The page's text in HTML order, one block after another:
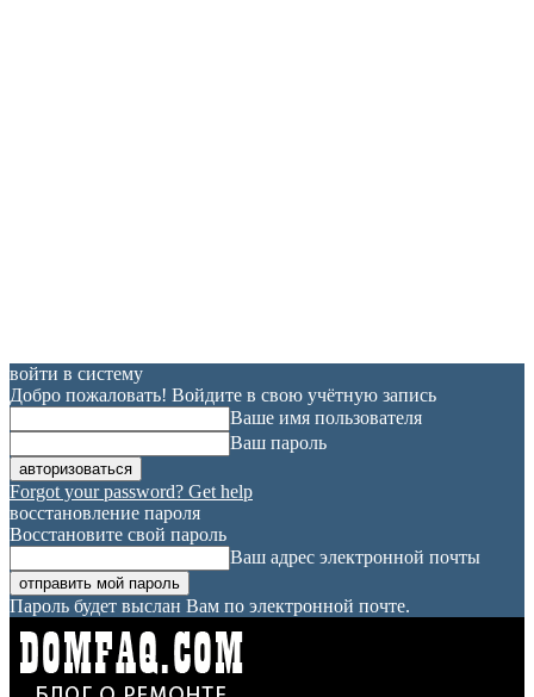
войти в систему
Добро пожаловать! Войдите в свою учётную запись
Ваше имя пользователя
Ваш пароль
Forgot your password? Get help
восстановление пароля
Восстановите свой пароль
Ваш адрес электронной почты
Пароль будет выслан Вам по электронной почте.